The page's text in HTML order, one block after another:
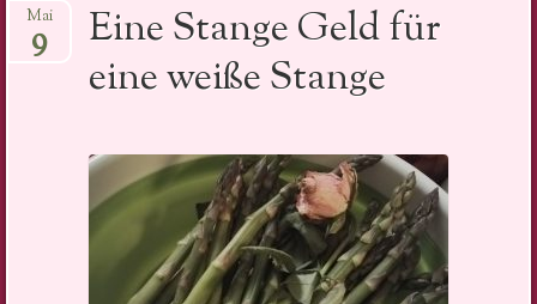
zum
Inhalt
Eine Stange Geld für
eine weiße Stange
Mai
9